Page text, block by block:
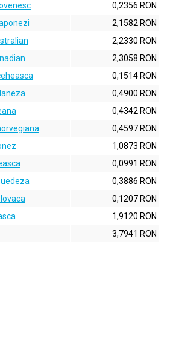
0,2356 RON
2,1582 RON
2,2330 RON
2,3058 RON
0,1514 RON
0,4900 RON
0,4342 RON
0,4597 RON
1,0873 RON
0,0991 RON
0,3886 RON
0,1207 RON
1,9120 RON
3,7941 RON